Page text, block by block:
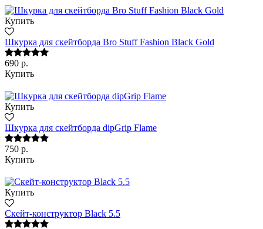
Купить
Шкурка для скейтборда Bro Stuff Fashion Black Gold
690 р.
Купить
Купить
Шкурка для скейтборда dipGrip Flame
750 р.
Купить
Купить
Скейт-конструктор Black 5.5